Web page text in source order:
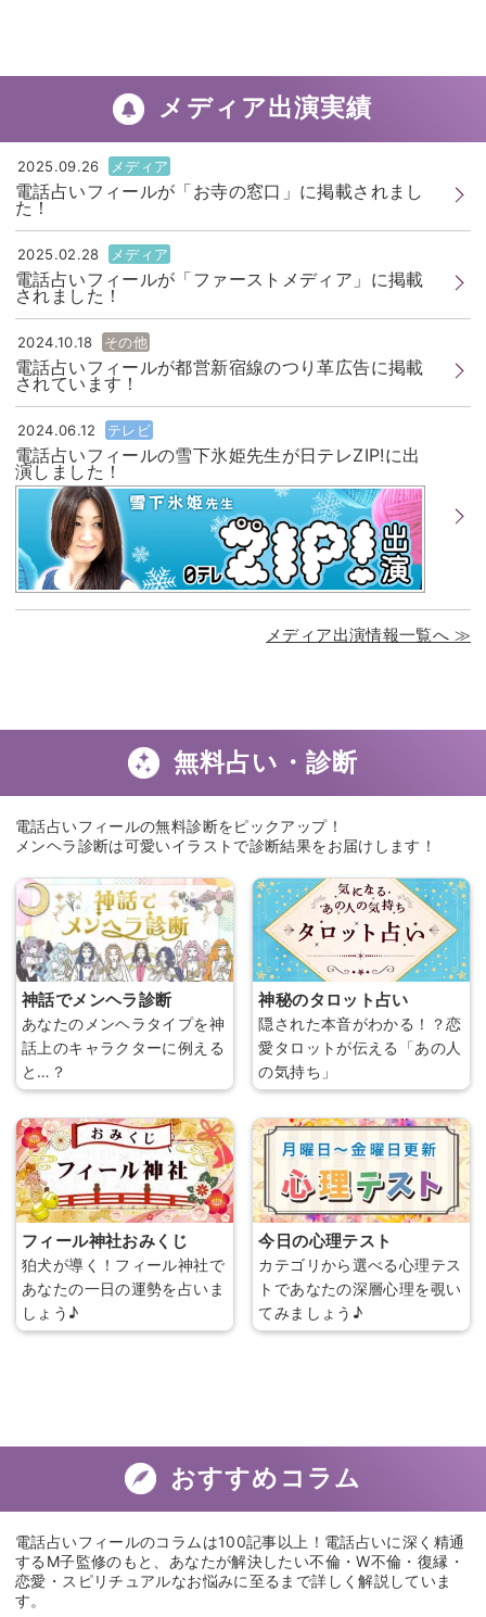
メディア出演実績
2025.09.26 メディア
電話占いフィールが「お寺の窓口」に掲載されまし
た！
2025.02.28 メディア
電話占いフィールが「ファーストメディア」に掲載
されました！
2024.10.18 その他
電話占いフィールが都営新宿線のつり革広告に掲載
されています！
2024.06.12 テレビ
電話占いフィールの雪下氷姫先生が日テレZIP!に出
演しました！
メディア出演情報一覧へ ≫
無料占い・診断
電話占いフィールの無料診断をピックアップ！
メンヘラ診断は可愛いイラストで診断結果をお届けします！
神話でメンヘラ診断
あなたのメンヘラタイプを神
話上のキャラクターに例える
と…？
神秘のタロット占い
隠された本音がわかる！？恋
愛タロットが伝える「あの人
の気持ち」
フィール神社おみくじ
狛犬が導く！フィール神社で
あなたの一日の運勢を占いま
しょう♪
今日の心理テスト
カテゴリから選べる心理テス
トであなたの深層心理を覗い
てみましょう♪
おすすめコラム
電話占いフィールのコラムは100記事以上！電話占いに深く精通
するM子監修のもと、あなたが解決したい不倫・W不倫・復縁・
恋愛・スピリチュアルなお悩みに至るまで詳しく解説していま
す。